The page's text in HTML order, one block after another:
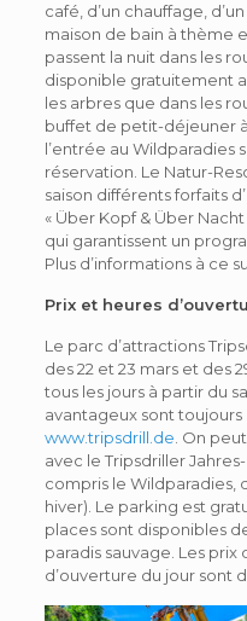
café, d’un chauffage,
maison de bain à thème
passent la nuit dans les
disponible gratuitement
les arbres que dans les
buffet de petit-déjeuner
l’entrée au Wildparadies
réservation. Le Natur-
saison différents forfaits
« Über Kopf & Über
qui garantissent un
Plus d’informations à ce
Prix et heures
Le parc d’attractions
des 22 et 23 mars et des
tous les jours à partir du
avantageux sont
www.tripsdrill.de. On
avec le Tripsdriller
compris le Wildparadies,
hiver). Le parking est
places sont disponibles
paradis sauvage. Les prix
d’ouverture du jour sont